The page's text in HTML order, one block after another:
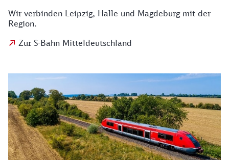
Wir verbinden Leipzig, Halle und Magdeburg mit der
Region.
Zur S-Bahn Mitteldeutschland